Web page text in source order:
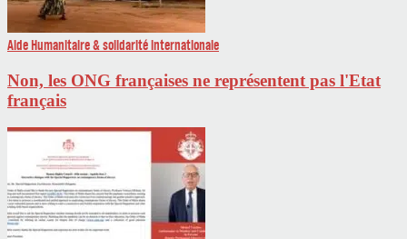
Aide Humanitaire & solidarité internationale
Non, les ONG françaises ne représentent pas l'Etat
français